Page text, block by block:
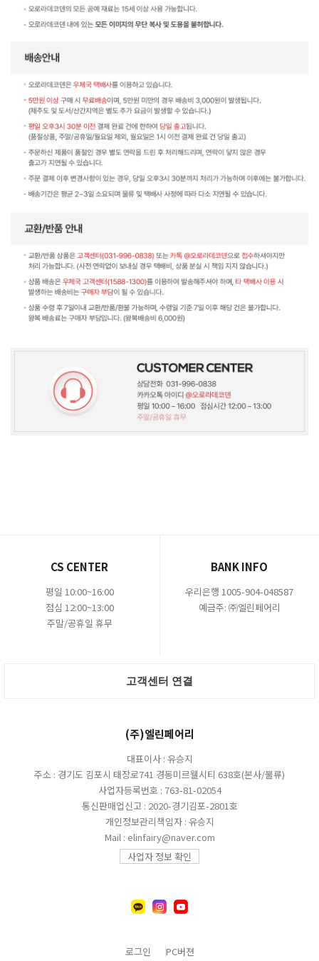
CS CENTER
평일 10:00~16:00
점심 12:00~13:00
주말/공휴일 휴무
BANK INFO
우리은행 1005-904-048587
예금주: ㈜엘린페어리
고객센터 연결
(주)엘린페어리
대표이사 : 유승지
주소 : 경기도 김포시 태장로741 경동미르웰시티 638호(본사/물류)
사업자등록번호 : 763-81-02054
통신판매업신고 : 2020-경기김포-2801호
개인정보관리책임자 : 유승지
Mail : elinfairy@naver.com
사업자 정보 확인
로그인 PC버젼